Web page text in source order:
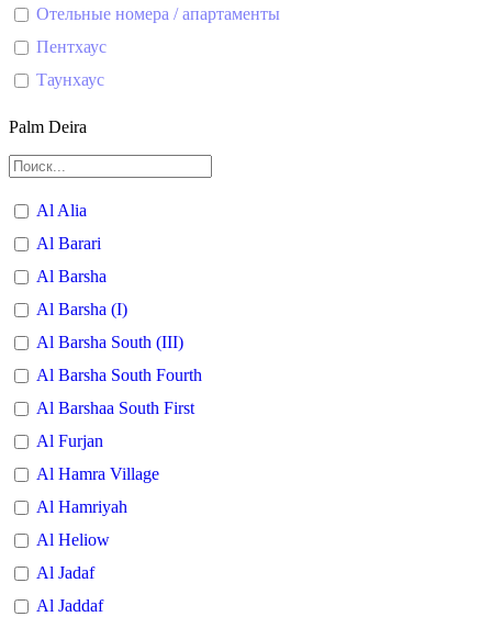
Отельные номера / апартаменты
Пентхаус
Таунхаус
Palm Deira
Al Alia
Al Barari
Al Barsha
Al Barsha (I)
Al Barsha South (III)
Al Barsha South Fourth
Al Barshaa South First
Al Furjan
Al Hamra Village
Al Hamriyah
Al Heliow
Al Jadaf
Al Jaddaf